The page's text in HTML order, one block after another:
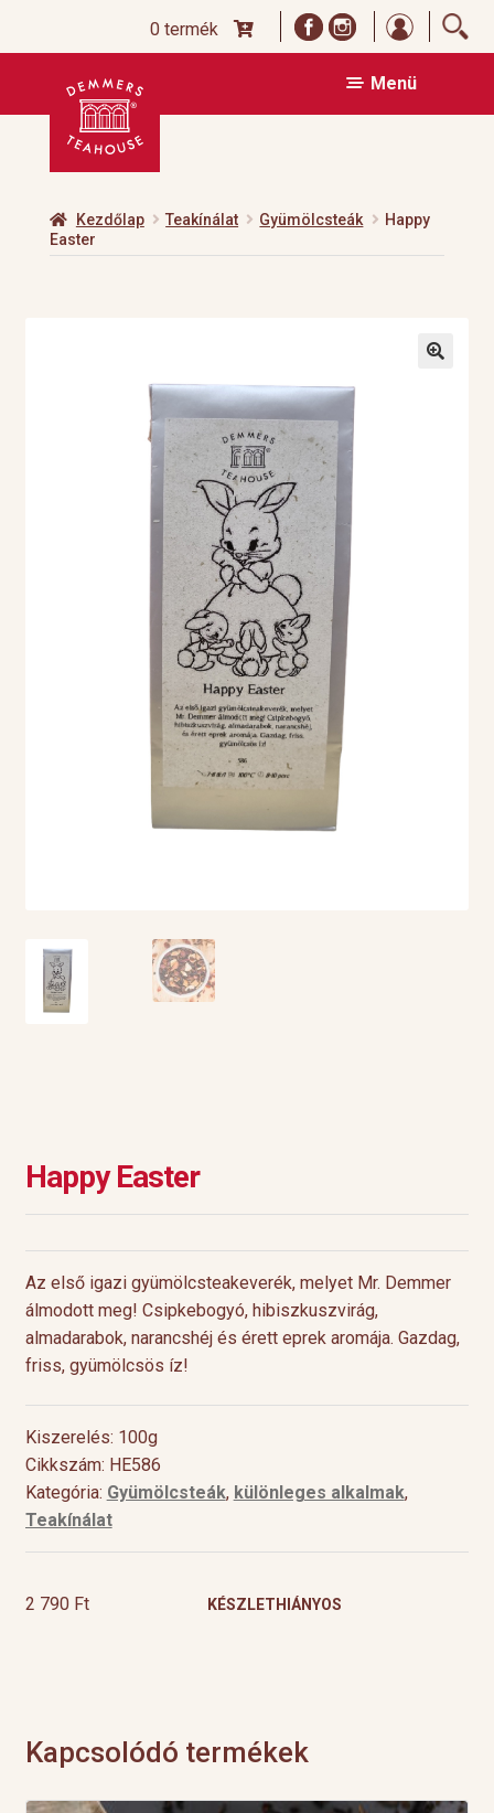
0 termék
Ugrás
navigációhoz
Kilépés
tartalomba
Menü
Kezdőlap Teakínálat Gyümölcsteák
Happy
Easter
Happy Easter
Az első igazi gyümölcsteakeverék, melyet Mr. Demmer
álmodott meg! Csipkebogyó, hibiszkuszvirág,
almadarabok, narancshéj és érett eprek aromája. Gazdag,
friss, gyümölcsös íz!
Kiszerelés: 100g
Cikkszám: HE586
Kategória: Gyümölcsteák, különleges alkalmak,
Teakínálat
2 790 Ft KÉSZLETHIÁNYOS
Kapcsolódó termékek